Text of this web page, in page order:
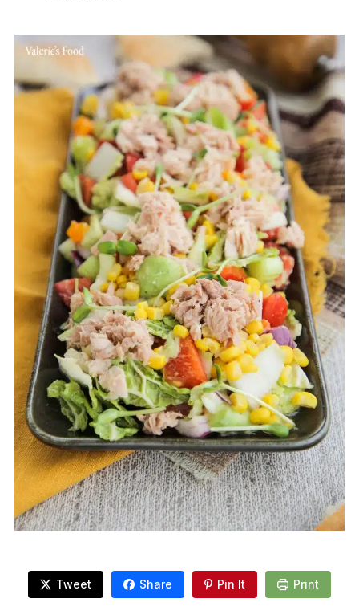
Tweet Share Pin It Print